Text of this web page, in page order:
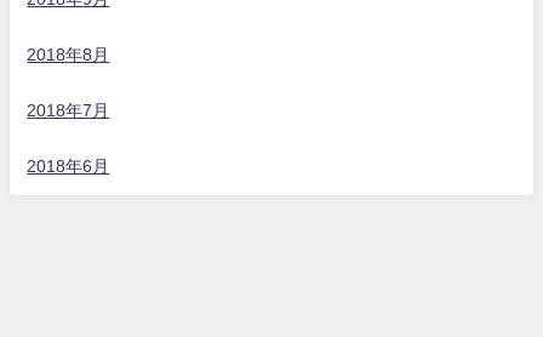
2018年8月
2018年7月
2018年6月